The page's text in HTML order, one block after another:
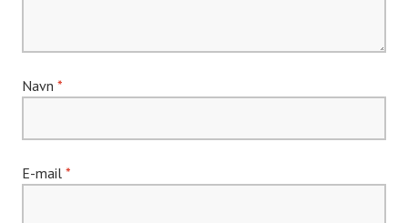
Navn *
E-mail *